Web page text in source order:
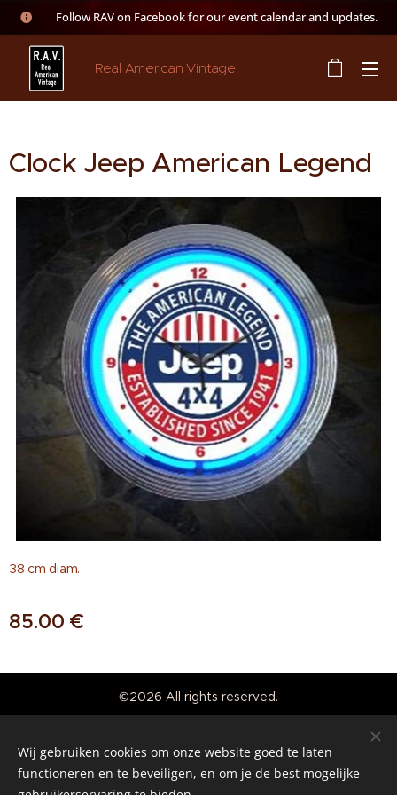
👉 Follow RAV on Facebook for our event calendar and updates.
Real American Vintage
Clock Jeep American Legend
38 cm diam.
85.00 €
©2026 All rights reserved.
Cookies
Wij gebruiken cookies om onze website goed te laten
functioneren en te beveiligen, en om je de best mogelijke